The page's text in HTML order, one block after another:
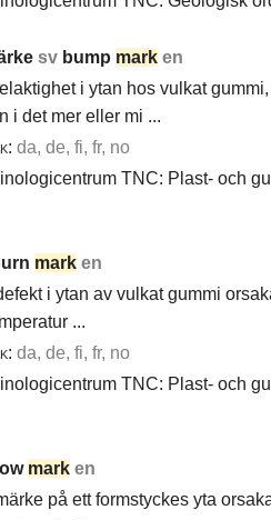
sv bump mark en
i ytan hos vulkat
i det mer eller mi ...
da, de, fi, fr, no
TNC: Plast- och
mark en
i ytan av vulkat gummi
...
da, de, fi, fr, no
TNC: Plast- och
mark en
på ett formstyckes yta